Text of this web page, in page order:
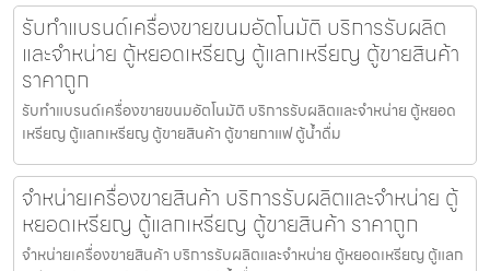
รับทำแบรนด์เครื่องขายขนม​อัตโนมัติ บริการรับผลิต
และจำหน่าย ตู้หยอดเหรียญ ตู้แลกเหรียญ ตู้ขายสินค้า
ราคาถูก
รับทำแบรนด์เครื่องขายขนม​อัตโนมัติ บริการรับผลิตและจำหน่าย ตู้หยอด
เหรียญ ตู้แลกเหรียญ ตู้ขายสินค้า ตู้ขายกาแฟ ตู้น้ำดื่ม
จำหน่ายเครื่องขายสินค้า บริการรับผลิตและจำหน่าย ตู้
หยอดเหรียญ ตู้แลกเหรียญ ตู้ขายสินค้า ราคาถูก
จำหน่ายเครื่องขายสินค้า บริการรับผลิตและจำหน่าย ตู้หยอดเหรียญ ตู้แลก